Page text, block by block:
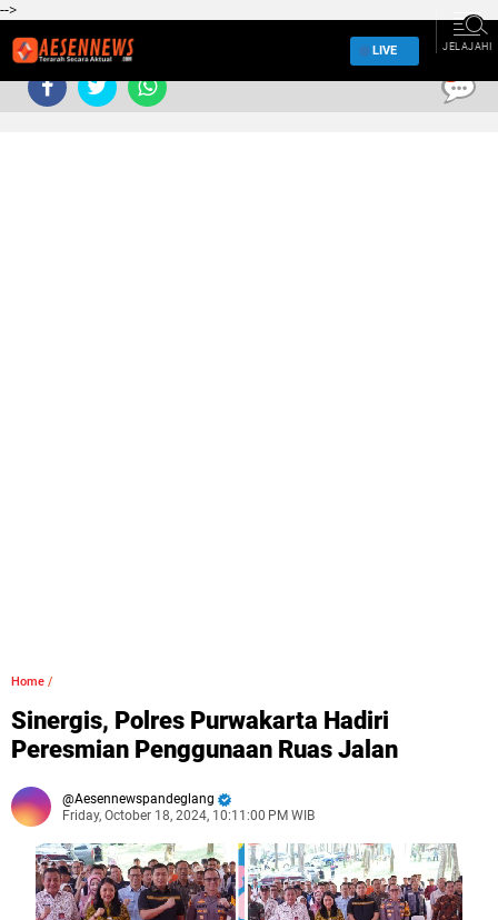
-->
LIVE JELAJAHI
Home /
Sinergis, Polres Purwakarta Hadiri
Peresmian Penggunaan Ruas Jalan
Aesennewspandeglang
Friday, October 18, 2024, 10:11:00 PM WIB